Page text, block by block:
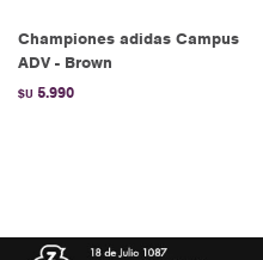
Championes adidas Campus
ADV - Brown
$U 5.990